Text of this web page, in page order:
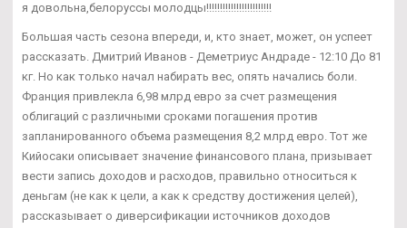
я довольна,белоруссы молодцы!!!!!!!!!!!!!!!!!!!!!!!!
Большая часть сезона впереди, и, кто знает, может, он успеет
рассказать. Дмитрий Иванов - Деметриус Андраде - 12:10 До 81
кг. Но как только начал набирать вес, опять начались боли.
Франция привлекла 6,98 млрд евро за счет размещения
облигаций с различными сроками погашения против
запланированного объема размещения 8,2 млрд евро. Тот же
Кийосаки описывает значение финансового плана, призывает
вести запись доходов и расходов, правильно относиться к
деньгам (не как к цели, а как к средству достижения целей),
рассказывает о диверсификации источников доходов